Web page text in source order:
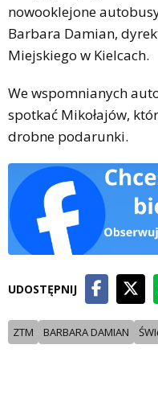
nowooklejone
Barbara Damian,
Miejskiego w Kielcach.
We wspomnianych
spotkać Mikołajów,
drobne podarunki.
UDOSTĘPNIJ
ZTM BARBARA DAMIAN